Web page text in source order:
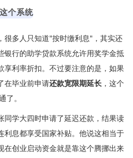
个系统
很多人只知道"按时缴利息"，其实还
银行的助学贷款系统允许用奖学金抵
享利率折扣。不过要注意的是，如果
在毕业前申请还款宽限期延长 ，这个
了。
同学大四时申请了延迟还款，结果读
利息都享受国家补贴。他说这相当于
在创业启动资金就是靠这个腾挪出来